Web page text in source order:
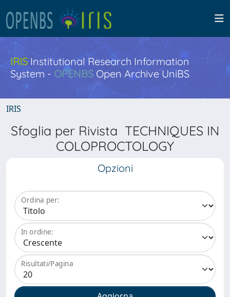
IRISInstitutional Research Information
System - OPENBS Open Archive UniBS
IRIS
Sfoglia per Rivista TECHNIQUES IN
COLOPROCTOLOGY
Opzioni
Ordina per:
In ordine:
Risultati/Pagina